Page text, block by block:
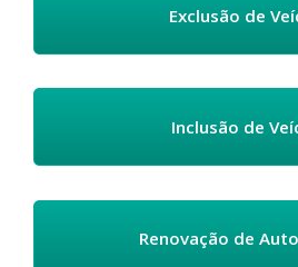
Exclusão de
Inclusão de
Renovação de